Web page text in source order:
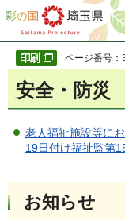
彩の国 埼玉県
ページ番号：
安全・防災
老人福祉施設等に
19日付け福祉監第
お知らせ